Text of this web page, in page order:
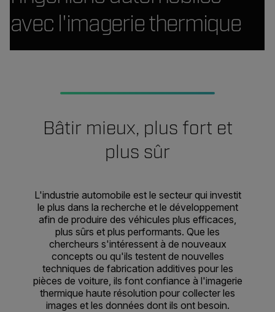
avec l'imagerie thermique
Bâtir mieux, plus fort et
plus sûr
L'industrie automobile est le secteur qui investit
le plus dans la recherche et le développement
afin de produire des véhicules plus efficaces,
plus sûrs et plus performants. Que les
chercheurs s'intéressent à de nouveaux
concepts ou qu'ils testent de nouvelles
techniques de fabrication additives pour les
pièces de voiture, ils font confiance à l'imagerie
thermique haute résolution pour collecter les
images et les données dont ils ont besoin.